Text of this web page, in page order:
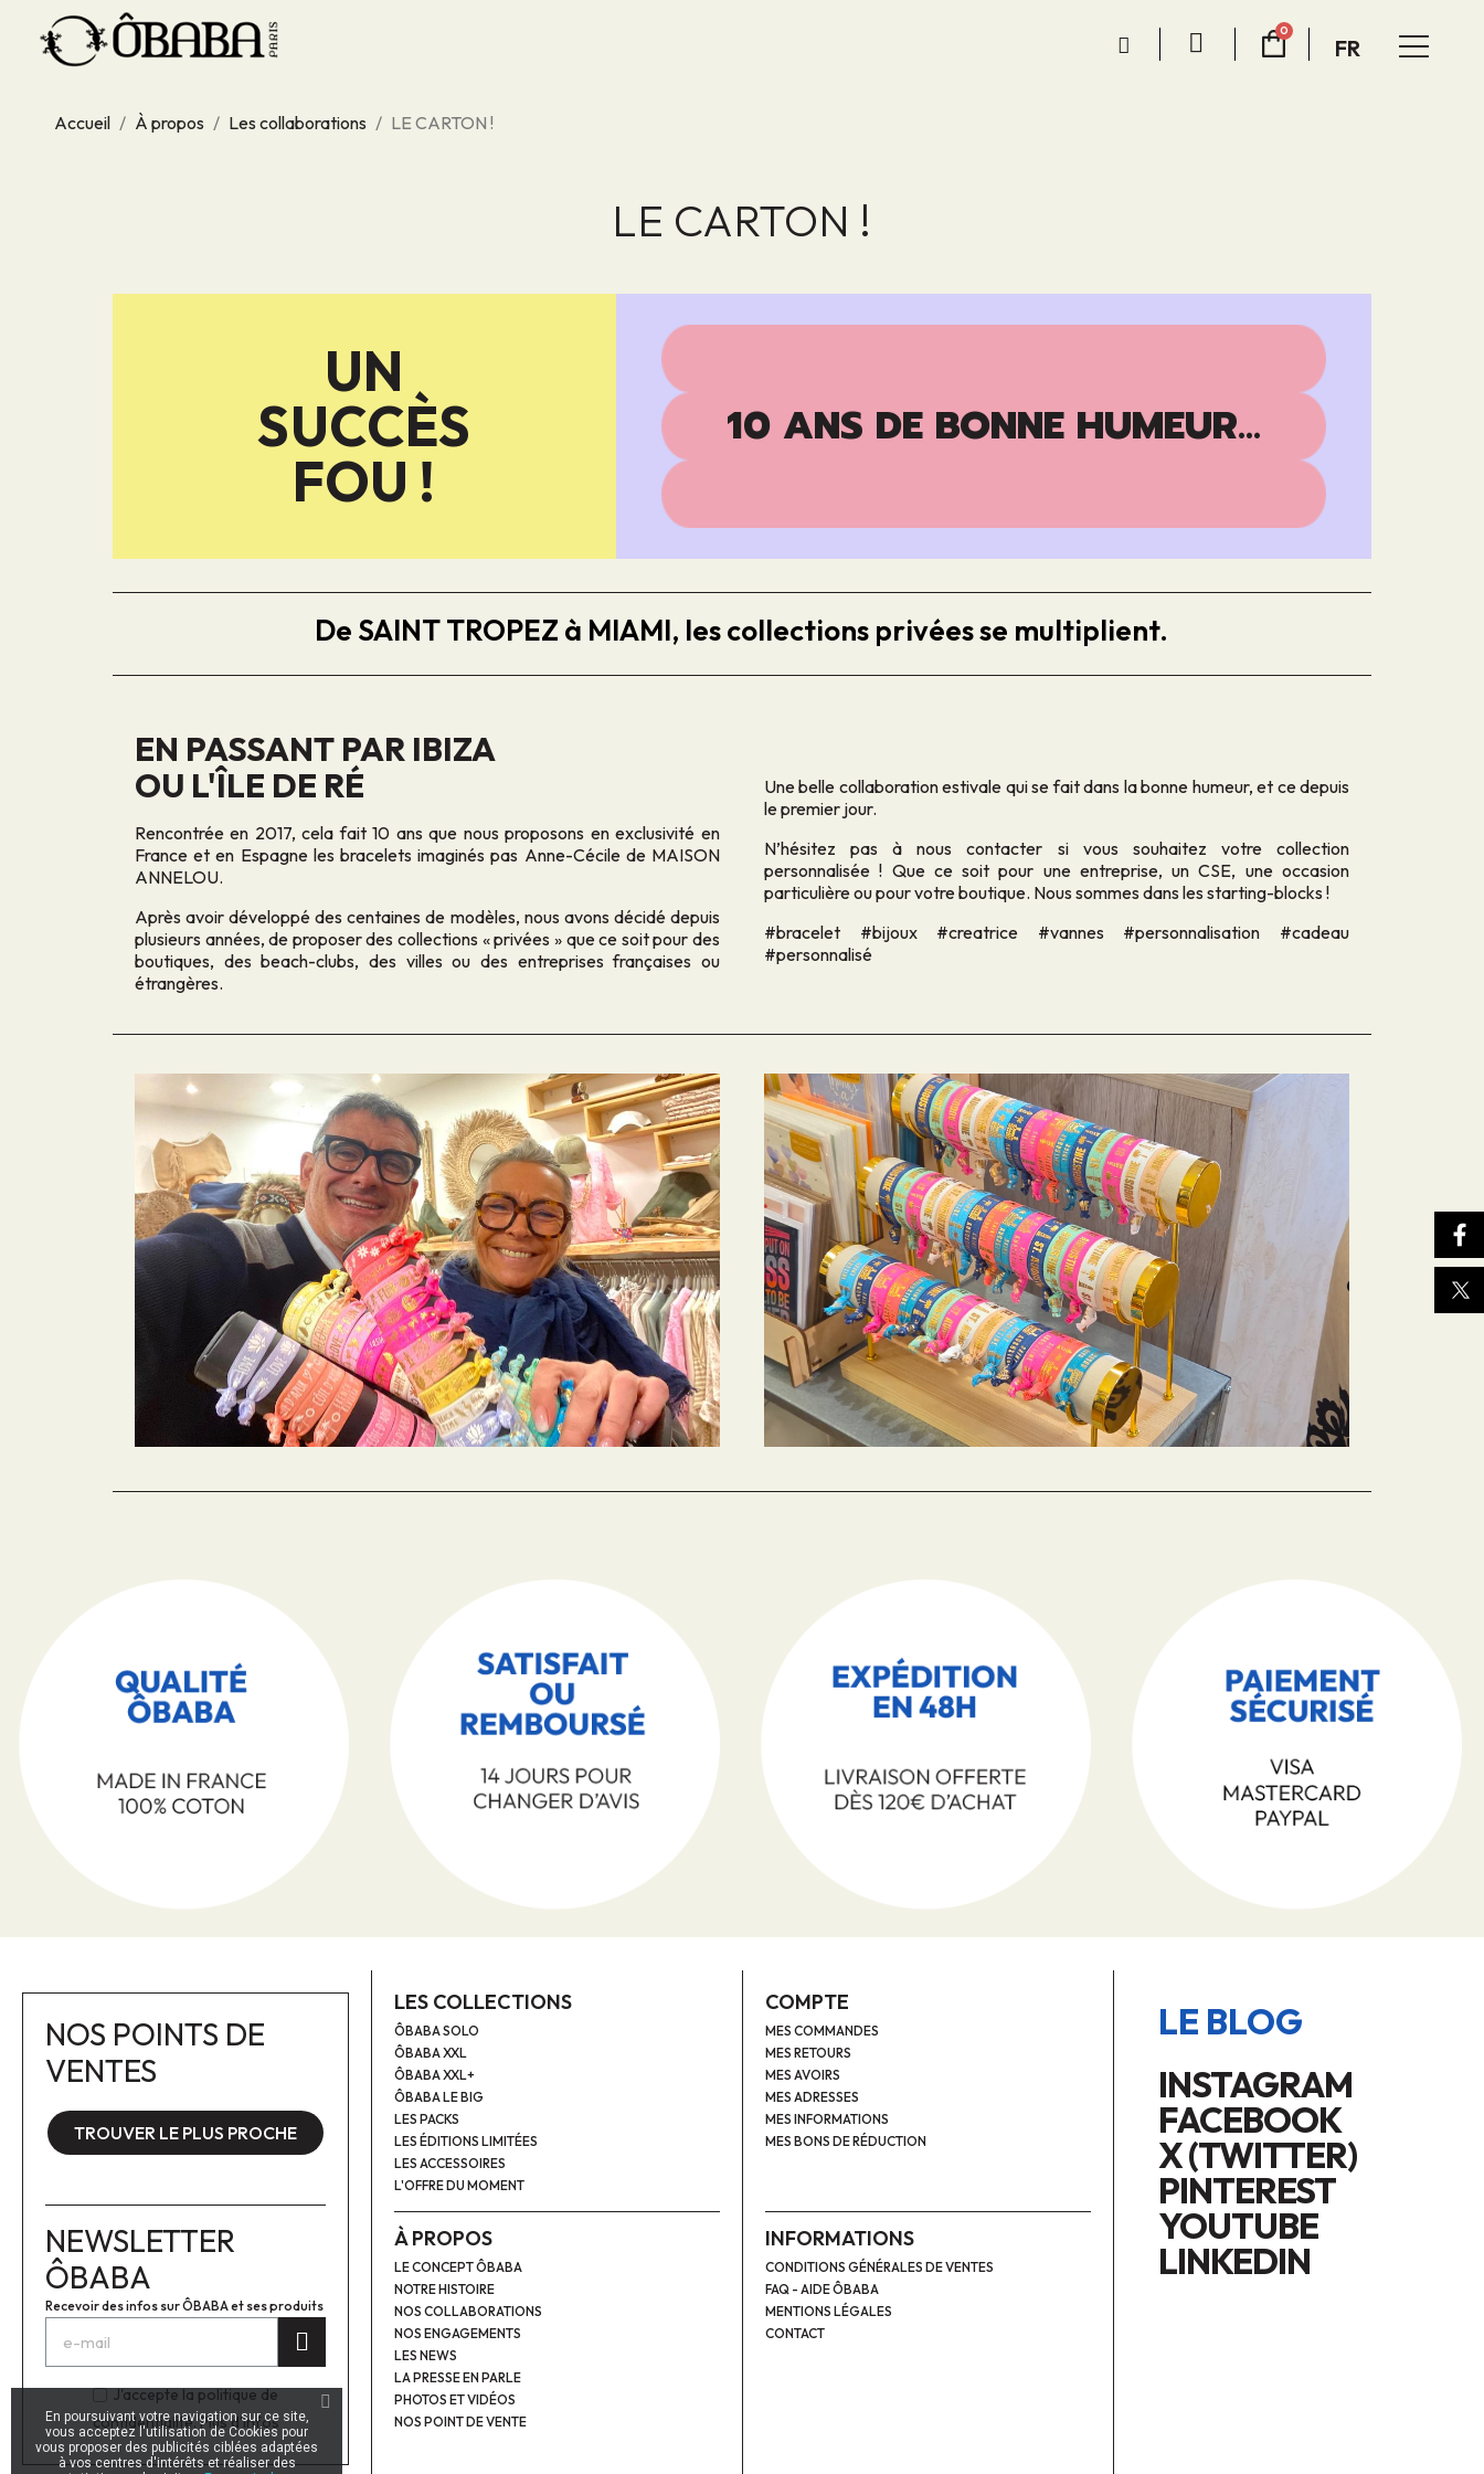
FR
Accueil À propos Les collaborations LE CARTON !
LE CARTON !
UN
SUCCÈS
FOU !
10 ANS DE BONNE HUMEUR...
De SAINT TROPEZ à MIAMI, les collections privées se multiplient.
EN PASSANT PAR IBIZA
OU L'ÎLE DE RÉ
Rencontrée en 2017, cela fait 10 ans que nous proposons en exclusivité en
France et en Espagne les bracelets imaginés pas Anne-Cécile de MAISON
ANNELOU.
Après avoir développé des centaines de modèles, nous avons décidé depuis
plusieurs années, de proposer des collections « privées » que ce soit pour des
boutiques, des beach-clubs, des villes ou des entreprises françaises ou
étrangères.
Une belle collaboration estivale qui se fait dans la bonne humeur, et ce depuis
le premier jour.
N’hésitez pas à nous contacter si vous souhaitez votre collection
personnalisée ! Que ce soit pour une entreprise, un CSE, une occasion
particulière ou pour votre boutique. Nous sommes dans les starting-blocks !
#bracelet #bijoux #creatrice #vannes #personnalisation #cadeau
#personnalisé
NOS POINTS DE
VENTES
TROUVER LE PLUS PROCHE
NEWSLETTER
ÔBABA
Recevoir des infos sur ÔBABA et ses produits
J'accepte la politique de
confidentialité.Plus d'infos
LES COLLECTIONS
ÔBABA SOLO
ÔBABA XXL
ÔBABA XXL+
ÔBABA LE BIG
LES PACKS
LES ÉDITIONS LIMITÉES
LES ACCESSOIRES
L'OFFRE DU MOMENT
À PROPOS
LE CONCEPT ÔBABA
NOTRE HISTOIRE
NOS COLLABORATIONS
NOS ENGAGEMENTS
LES NEWS
LA PRESSE EN PARLE
PHOTOS ET VIDÉOS
NOS POINT DE VENTE
COMPTE
MES COMMANDES
MES RETOURS
MES AVOIRS
MES ADRESSES
MES INFORMATIONS
MES BONS DE RÉDUCTION
INFORMATIONS
CONDITIONS GÉNÉRALES DE VENTES
FAQ - AIDE ÔBABA
MENTIONS LÉGALES
CONTACT
LE BLOG
INSTAGRAM
FACEBOOK
X (TWITTER)
PINTEREST
YOUTUBE
LINKEDIN
En poursuivant votre navigation sur ce site,
vous acceptez l'utilisation de Cookies pour
vous proposer des publicités ciblées adaptées
à vos centres d'intérêts et réaliser des